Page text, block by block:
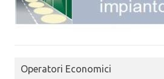
Operatori Economici